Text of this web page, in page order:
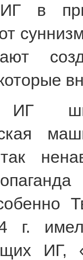
ИГ в
ИГ
г.
ИГ,